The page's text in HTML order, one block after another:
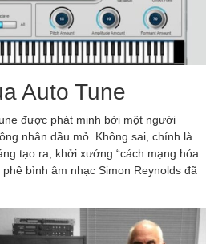
Auto Tune
được phát minh bởi một người
nhân dầu mỏ. Không sai, chính là
tạo ra, khởi xướng “cách mạng hóa
bình âm nhạc Simon Reynolds đã